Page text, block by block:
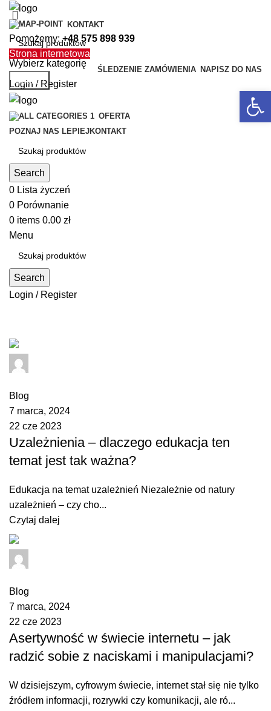
KONTAKT
Pomożemy:+48 575 898 939
Strona internetowa
ŚLEDZENIE ZAMÓWIENIA NAPISZ DO NAS
Login / Register
OFERTA
POZNAJ NAS LEPIEJKONTAKT
Search
0 Lista życzeń
0 Porównanie
0 items 0.00 zł
Menu
Search
Login / Register
Blog
7 marca, 2024
22 cze 2023
Uzależnienia – dlaczego edukacja ten
temat jest tak ważna?
Edukacja na temat uzależnień Niezależnie od natury
uzależnień – czy cho...
Czytaj dalej
Blog
7 marca, 2024
22 cze 2023
Asertywność w świecie internetu – jak
radzić sobie z naciskami i manipulacjami?
W dzisiejszym, cyfrowym świecie, internet stał się nie tylko
źródłem informacji, rozrywki czy komunikacji, ale ró...
Wybierz kategorię
Search